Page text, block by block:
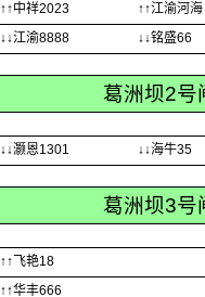
↑↑中祥2023 ↑↑江渝河海
↓↓江渝8888 ↓↓铭盛66
葛洲坝2号
↓↓灏恩1301 ↓↓海牛35
葛洲坝3号
↑↑飞艳18
↑↑华丰666